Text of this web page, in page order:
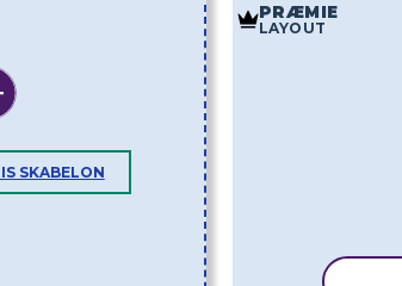
SKABELON
PRÆMIE
LAYOUT